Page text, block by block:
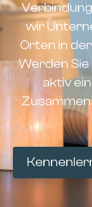
wir
Orten in
Werden Sie
aktiv